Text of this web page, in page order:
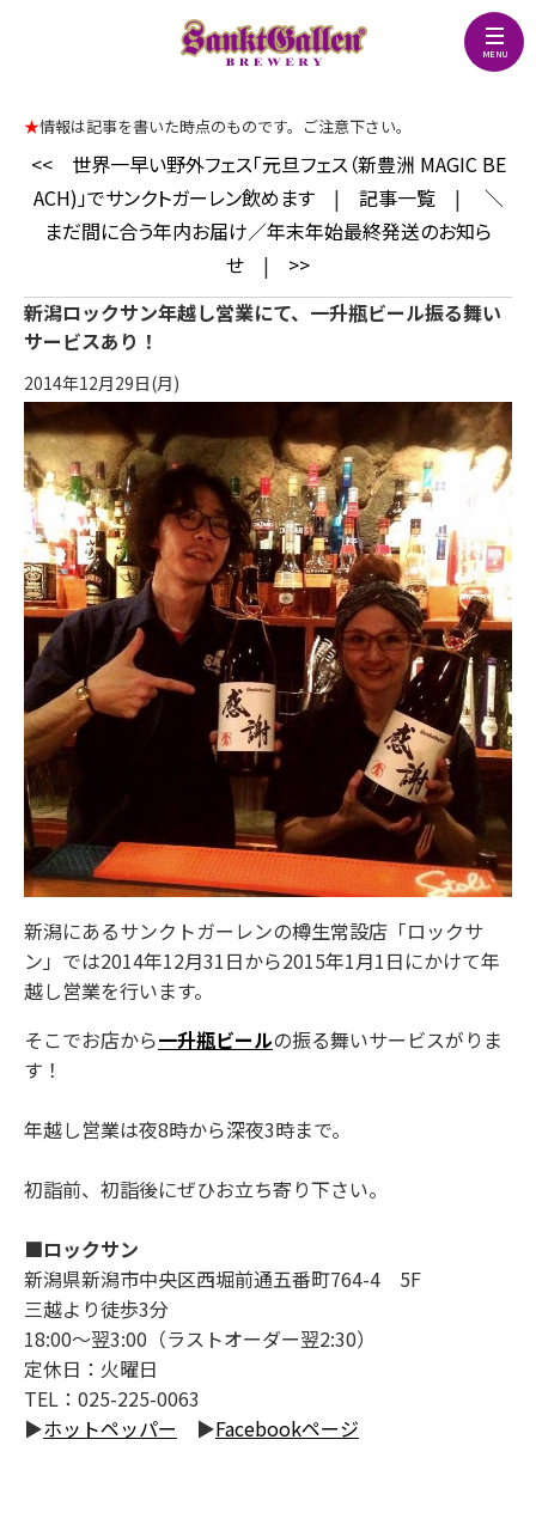
★情報は記事を書いた時点のものです。ご注意下さい。
<<
世界一早い野外フェス「元旦フェス（新豊洲 MAGIC BE
ACH)」でサンクトガーレン飲めます| 記事一覧|
＼
まだ間に合う年内お届け／年末年始最終発送のお知ら
せ | >>
新潟ロックサン年越し営業にて、一升瓶ビール振る舞い
サービスあり！
2014年12月29日(月)
新潟にあるサンクトガーレンの樽生常設店「ロックサ
ン」では2014年12月31日から2015年1月1日にかけて年
越し営業を行います。
そこでお店から一升瓶ビールの振る舞いサービスがりま
す！
年越し営業は夜8時から深夜3時まで。
初詣前、初詣後にぜひお立ち寄り下さい。
■ロックサン
新潟県新潟市中央区西堀前通五番町764-4 5F
三越より徒歩3分
18:00～翌3:00（ラストオーダー翌2:30）
定休日：火曜日
TEL：025-225-0063
▶ホットペッパー ▶Facebookページ